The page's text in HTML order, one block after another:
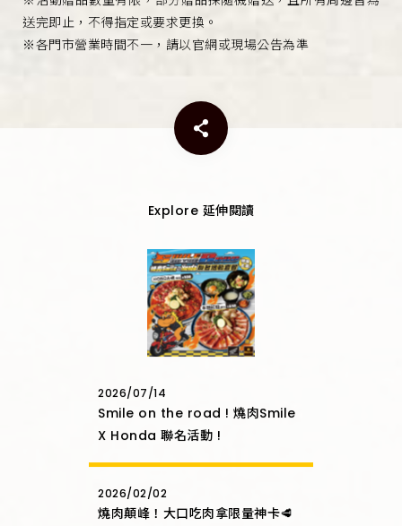
送完即止，不得指定或要求更換。
※各門市營業時間不一，請以官網或現場公告為準
Explore 延伸閱讀
2026/07/14
Smile on the road ! 燒肉Smile
X Honda 聯名活動 !
2026/02/02
燒肉顛峰！大口吃肉拿限量神卡🥩